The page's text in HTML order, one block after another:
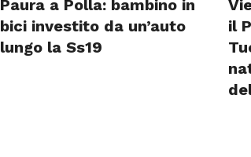
Paura a Polla: bambino in
bici investito da un’auto
lungo la Ss19
il